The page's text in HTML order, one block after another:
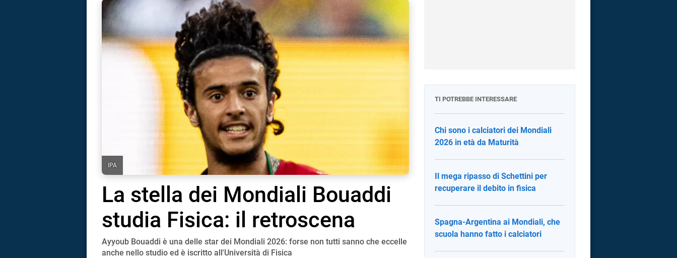
IPA
La stella dei Mondiali Bouaddi
studia Fisica: il retroscena
Ayyoub Bouaddi è una delle star dei Mondiali 2026: forse non tutti sanno che eccelle
anche nello studio ed è iscritto all'Università di Fisica
TI POTREBBE INTERESSARE
Chi sono i calciatori dei Mondiali
2026 in età da Maturità
Il mega ripasso di Schettini per
recuperare il debito in fisica
Spagna-Argentina ai Mondiali, che
scuola hanno fatto i calciatori